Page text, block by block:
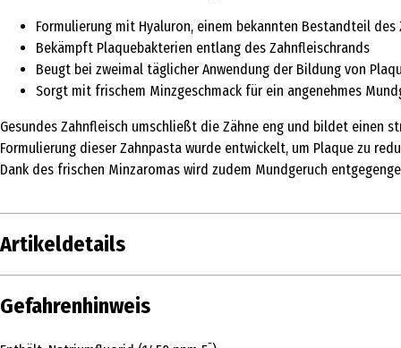
Formulierung mit Hyaluron, einem bekannten Bestandteil des
Bekämpft Plaquebakterien entlang des Zahnfleischrands
Beugt bei zweimal täglicher Anwendung der Bildung von
Sorgt mit frischem Minzgeschmack für ein angenehmes
Gesundes Zahnfleisch umschließt die Zähne eng und bildet einen
Formulierung dieser Zahnpasta wurde entwickelt, um Plaque zu
Dank des frischen Minzaromas wird zudem Mundgeruch
Artikeldetails
Inhalt
Gefahrenhinweis